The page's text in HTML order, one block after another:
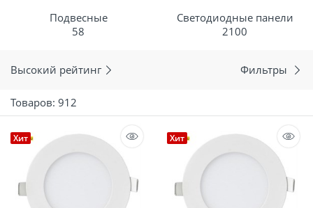
Подвесные
58
Светодиодные панели
2100
Высокий рейтинг Фильтры
Товаров: 912
Хит Хит